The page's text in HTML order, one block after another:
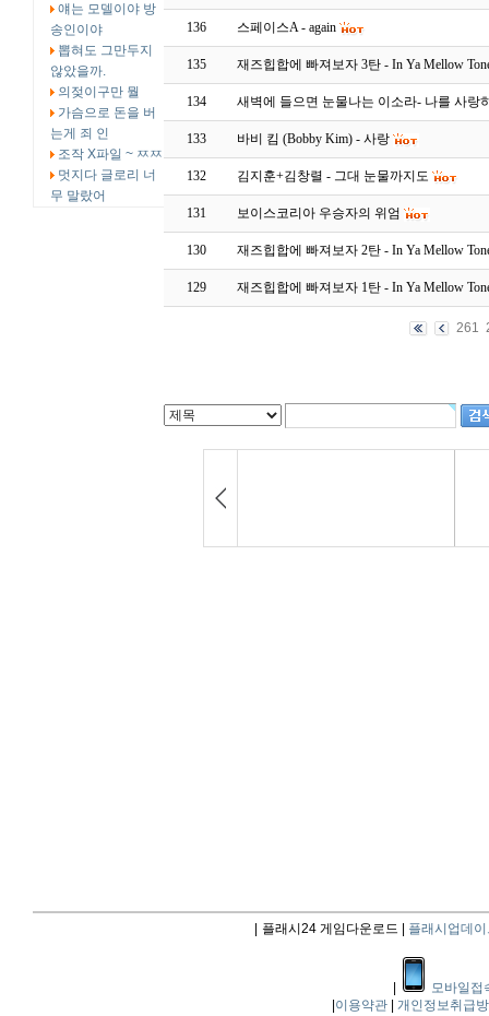
얘는 모델이야 방
송인이야
뽑혀도 그만두지
않았을까.
의젖이구만 뭘
가슴으로 돈을 버
는게 죄 인
조작 X파일 ~ ㅉㅉ
멋지다 글로리 너
무 말랐어
136 스페이스A - again
135 재즈힙합에 빠져보자 3탄 - In Ya Mellow
134 새벽에 들으면 눈물나는 이소라- 나를 사랑
133 바비 킴 (Bobby Kim) - 사랑
132 김지훈+김창렬 - 그대 눈물까지도
131 보이스코리아 우승자의 위엄
130 재즈힙합에 빠져보자 2탄 - In Ya Mellow
129 재즈힙합에 빠져보자 1탄 - In Ya Mellow
261
플래시24 게임다운로드 | 플래시업데이
모바일접
이용약관
개인정보취급